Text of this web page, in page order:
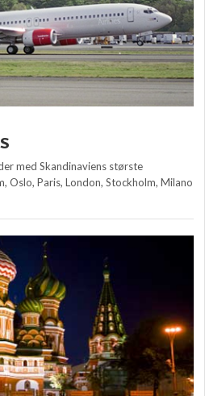
med Skandinaviens største
Oslo, Paris, London, Stockholm, Milano